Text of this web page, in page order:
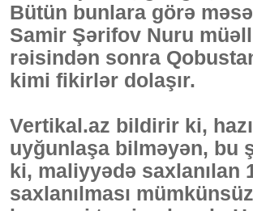
Bütün bunlara görə
Samir Şərifov Nuru
rəisindən sonra
kimi fikirlər dolaşır.
Vertikal.az bildirir ki,
uyğunlaşa bilməyən, bu
ki, maliyyədə saxlanılan
saxlanılması